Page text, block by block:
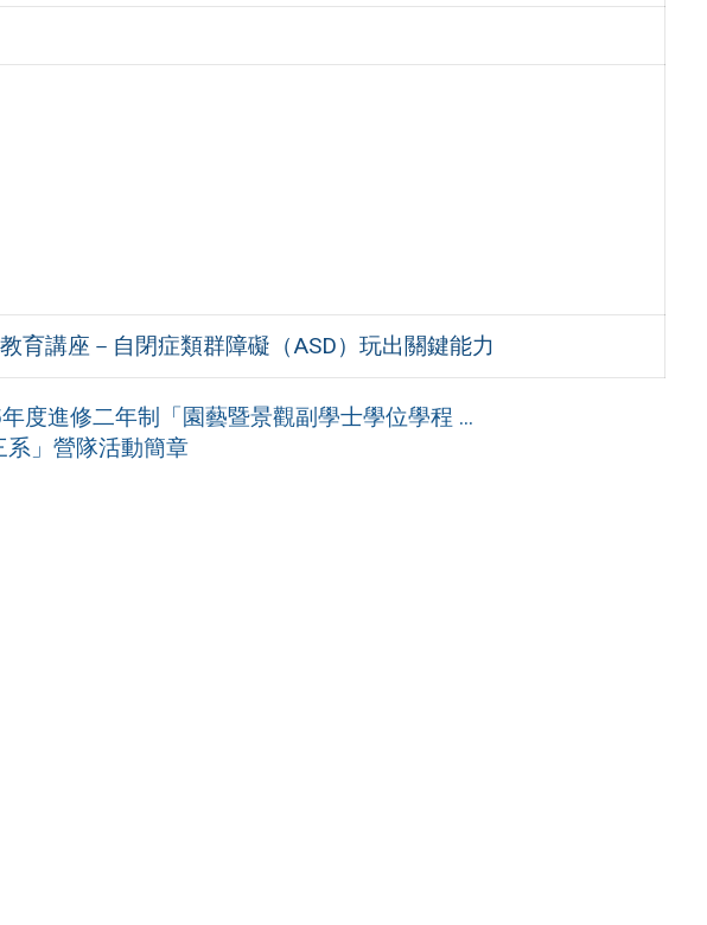
育講座－自閉症類群障礙（ASD）玩出關鍵能力
度進修二年制「園藝暨景觀副學士學位學程 ...
系」營隊活動簡章